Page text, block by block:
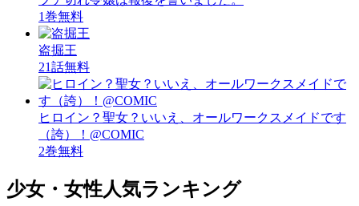
1巻無料
盗掘王
21話無料
ヒロイン？聖女？いいえ、オールワークスメイドです
（誇）！@COMIC
2巻無料
少女・女性人気ランキング